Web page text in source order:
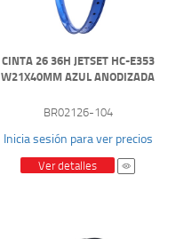
CINTA 26 36H JETSET HC-E353
W21X40MM AZUL ANODIZADA
BR02126-104
Inicia sesión para ver precios
Ver detalles